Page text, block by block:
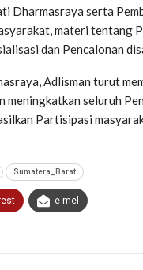
Dharmasraya serta
materi tentang
dan Pencalonan
Adlisman turut
meningkatkan seluruh
Partisipasi
Sumatera_Barat
e-mel